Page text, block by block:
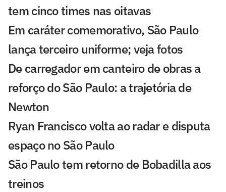
tem cinco times nas oitavas
Em caráter comemorativo, São Paulo
lança terceiro uniforme; veja fotos
De carregador em canteiro de obras a
reforço do São Paulo: a trajetória de
Newton
Ryan Francisco volta ao radar e disputa
espaço no São Paulo
São Paulo tem retorno de Bobadilla aos
treinos